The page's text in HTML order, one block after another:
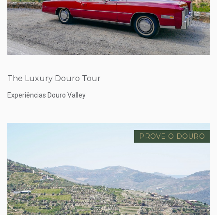
Preço desde
Sob Orçamento
The Luxury Douro Tour
Experiências Douro Valley
PROVE O DOURO